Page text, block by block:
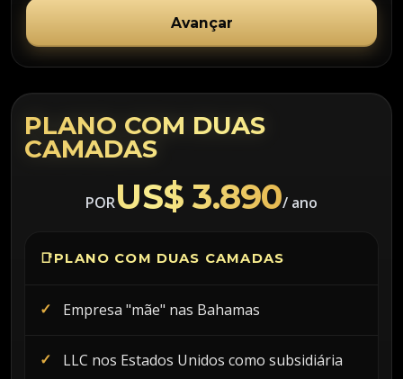
Avançar
PLANO COM DUAS
CAMADAS
PORUS$ 3.890/ ano
📑PLANO COM DUAS CAMADAS
Empresa "mãe" nas Bahamas
LLC nos Estados Unidos como subsidiária